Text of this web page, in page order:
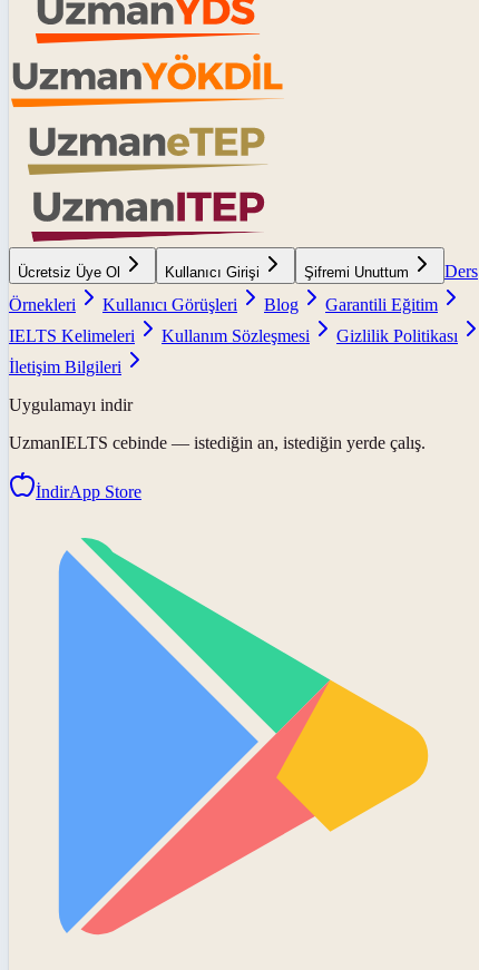
Ücretsiz Üye Ol Kullanıcı Girişi Şifremi Unuttum
Ders
Örnekleri
Kullanıcı Görüşleri Blog
Garantili Eğitim
IELTS Kelimeleri
Kullanım Sözleşmesi
Gizlilik Politikası
İletişim Bilgileri
Uygulamayı indir
UzmanIELTS cebinde — istediğin an, istediğin yerde çalış.
İndirApp Store